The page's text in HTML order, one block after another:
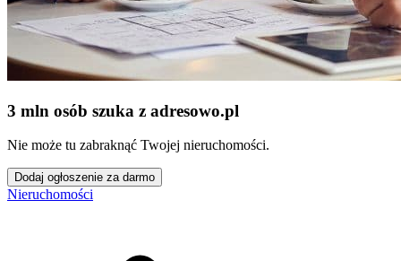
3 mln osób szuka z adresowo.pl
Nie może tu zabraknąć Twojej nieruchomości.
Dodaj ogłoszenie za darmo
Nieruchomości